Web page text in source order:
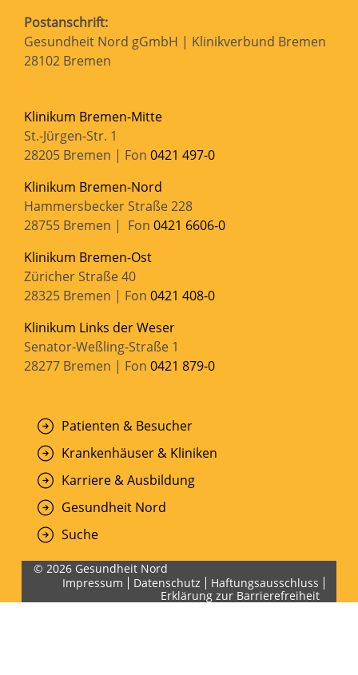
Postanschrift:
Gesundheit Nord gGmbH | Klinikverbund Bremen
28102 Bremen
Klinikum Bremen-Mitte
St.-Jürgen-Str. 1
28205 Bremen | Fon 0421 497-0
Klinikum Bremen-Nord
Hammersbecker Straße 228
28755 Bremen | Fon 0421 6606-0
Klinikum Bremen-Ost
Züricher Straße 40
28325 Bremen | Fon 0421 408-0
Klinikum Links der Weser
Senator-Weßling-Straße 1
28277 Bremen | Fon 0421 879-0
Patienten & Besucher
Krankenhäuser & Kliniken
Karriere & Ausbildung
Gesundheit Nord
Suche
© 2026 Gesundheit Nord
Impressum
Datenschutz
Haftungsausschluss
Erklärung zur Barrierefreiheit